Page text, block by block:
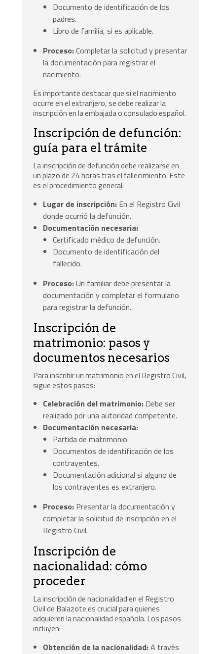
Documento de identificación de los
padres.
Libro de familia, si es aplicable.
Proceso:Completar la solicitud y presentar
la documentación para registrar el
nacimiento.
Es importante destacar que si el nacimiento
ocurre en el extranjero, se debe realizar la
inscripción en la embajada o consulado español.
Inscripción de defunción:
guía para el trámite
La inscripción de defunción debe realizarse en
un plazo de 24 horas tras el fallecimiento. Este
es el procedimiento general:
Lugar de inscripción: En el Registro Civil
donde ocurrió la defunción.
Documentación necesaria:
Certificado médico de defunción.
Documento de identificación del
fallecido.
Proceso:Un familiar debe presentar la
documentación y completar el formulario
para registrar la defunción.
Inscripción de
matrimonio: pasos y
documentos necesarios
Para inscribir un matrimonio en el Registro Civil,
sigue estos pasos:
Celebración del matrimonio: Debe ser
realizado por una autoridad competente.
Documentación necesaria:
Partida de matrimonio.
Documentos de identificación de los
contrayentes.
Documentación adicional si alguno de
los contrayentes es extranjero.
Proceso: Presentar la documentación y
completar la solicitud de inscripción en el
Registro Civil.
Inscripción de
nacionalidad: cómo
proceder
La inscripción de nacionalidad en el Registro
Civil de Balazote es crucial para quienes
adquieren la nacionalidad española. Los pasos
incluyen:
Obtención de la nacionalidad:A través